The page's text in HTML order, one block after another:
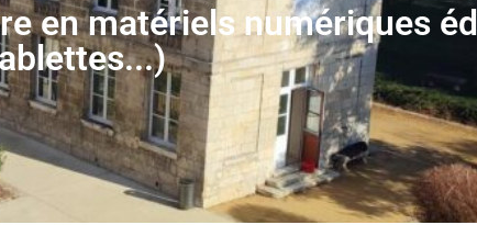
en matériels numériques